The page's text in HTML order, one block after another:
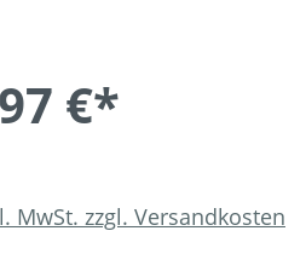
€*
MwSt. zzgl. Versandkosten